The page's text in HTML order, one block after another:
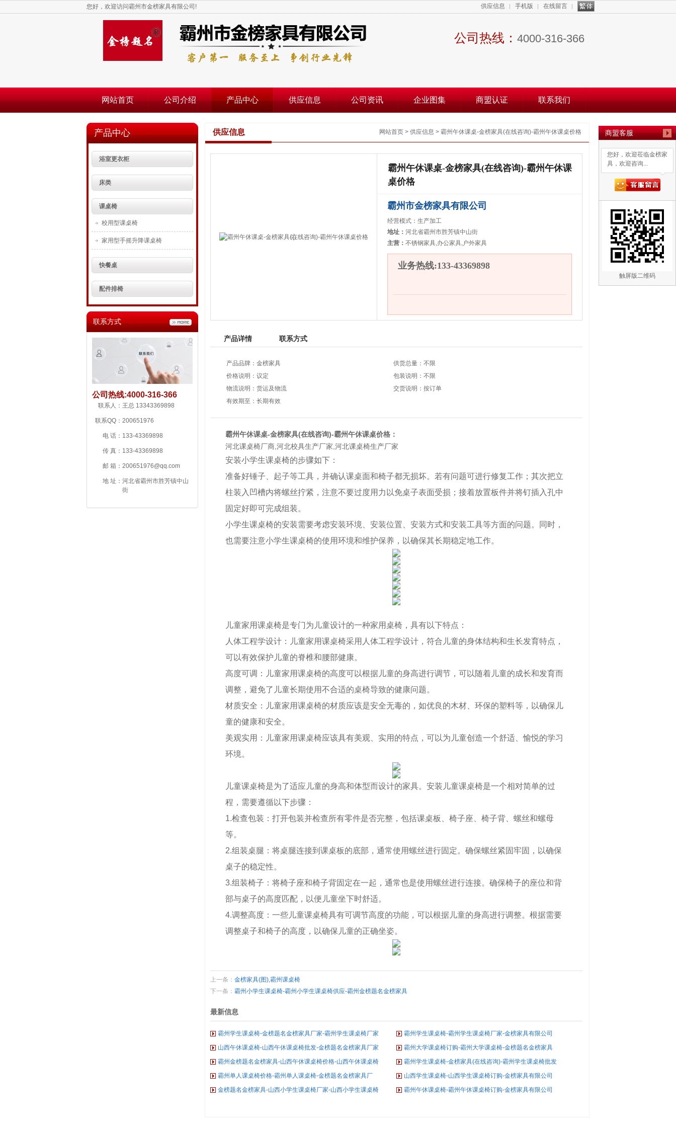
商盟客服
您好，欢迎莅临金榜家
具，欢迎咨询...
触屏版二维码
您好，欢迎访问霸州市金榜家具有限公司! 供应信息 手机版 在线留言
公司热线： 4000-316-366
网站首页 公司介绍 产品中心 供应信息 公司资讯 企业图集 商盟认证 联系我们
产品中心
浴室更衣柜
床类
课桌椅
校用型课桌椅
家用型手摇升降课桌椅
快餐桌
配件排椅
联系方式
公司热线:4000-316-366
联系人： 王总 13343369898
联系QQ： 200651976
电 话： 133-43369898
传 真： 133-43369898
邮 箱： 200651976@qq.com
地 址： 河北省霸州市胜芳镇中山
街
网站首页 > 供应信息 > 霸州午休课桌-金榜家具(在线咨询)-霸州午休课桌价格
供应信息
霸州午休课桌-金榜家具(在线咨询)-霸州午休课
桌价格
霸州市金榜家具有限公司
经营模式：生产加工
地址： 河北省霸州市胜芳镇中山街
主营： 不锈钢家具,办公家具,户外家具
业务热线:133-43369898
产品详情 联系方式
产品品牌：金榜家具
供货总量：不限
价格说明：议定
包装说明：不限
物流说明：货运及物流
交货说明：按订单
有效期至：长期有效
霸州午休课桌-金榜家具(在线咨询)-霸州午休课桌价格：
河北课桌椅厂商 河北校具生产厂家 河北课桌椅生产厂家
安装小学生课桌椅的步骤如下：
准备好锤子、起子等工具，并确认课桌面和椅子都无损坏。若有问题可进行修复工作；其次把立
柱装入凹槽内将螺丝拧紧，注意不要过度用力以免桌子表面受损；接着放置板件并将钉插入孔中
固定好即可完成组装。
小学生课桌椅的安装需要考虑安装环境、安装位置、安装方式和安装工具等方面的问题。同时，
也需要注意小学生课桌椅的使用环境和维护保养，以确保其长期稳定地工作。
儿童家用课桌椅是专门为儿童设计的一种家用桌椅，具有以下特点：
人体工程学设计：儿童家用课桌椅采用人体工程学设计，符合儿童的身体结构和生长发育特点，
可以有效保护儿童的脊椎和腰部健康。
高度可调：儿童家用课桌椅的高度可以根据儿童的身高进行调节，可以随着儿童的成长和发育而
调整，避免了儿童长期使用不合适的桌椅导致的健康问题。
材质安全：儿童家用课桌椅的材质应该是安全无毒的，如优良的木材、环保的塑料等，以确保儿
童的健康和安全。
美观实用：儿童家用课桌椅应该具有美观、实用的特点，可以为儿童创造一个舒适、愉悦的学习
环境。
儿童课桌椅是为了适应儿童的身高和体型而设计的家具。安装儿童课桌椅是一个相对简单的过
程，需要遵循以下步骤：
1.检查包装：打开包装并检查所有零件是否完整，包括课桌板、椅子座、椅子背、螺丝和螺母
等。
2.组装桌腿：将桌腿连接到课桌板的底部，通常使用螺丝进行固定。确保螺丝紧固牢固，以确保
桌子的稳定性。
3.组装椅子：将椅子座和椅子背固定在一起，通常也是使用螺丝进行连接。确保椅子的座位和背
部与桌子的高度匹配，以便儿童坐下时舒适。
4.调整高度：一些儿童课桌椅具有可调节高度的功能，可以根据儿童的身高进行调整。根据需要
调整桌子和椅子的高度，以确保儿童的正确坐姿。
上一条： 金榜家具(图),霸州课桌椅
下一条： 霸州小学生课桌椅-霸州小学生课桌椅供应-霸州金榜题名金榜家具
最新信息
霸州学生课桌椅-金榜题名金榜家具厂家-霸州学生课桌椅厂家
霸州学生课桌椅-霸州学生课桌椅厂家-金榜家具有限公司
山西午休课桌椅-山西午休课桌椅批发-金榜题名金榜家具厂家
霸州大学课桌椅订购-霸州大学课桌椅-金榜题名金榜家具
霸州金榜题名金榜家具-山西午休课桌椅价格-山西午休课桌椅
霸州学生课桌椅-金榜家具(在线咨询)-霸州学生课桌椅批发
霸州单人课桌椅价格-霸州单人课桌椅-金榜题名金榜家具厂
山西学生课桌椅-山西学生课桌椅订购-金榜家具有限公司
金榜题名金榜家具-山西小学生课桌椅厂家-山西小学生课桌椅
霸州午休课桌椅-霸州午休课桌椅订购-金榜家具有限公司